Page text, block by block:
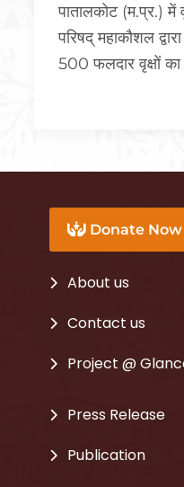
पातालकोट (म.प्र.) में
परिषद् महाकौशल
500 फलदार वृक्षों का
Donate Now
About us
Contact us
Project @
Press Release
Publication